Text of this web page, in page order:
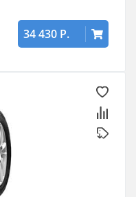
34 430 Р.